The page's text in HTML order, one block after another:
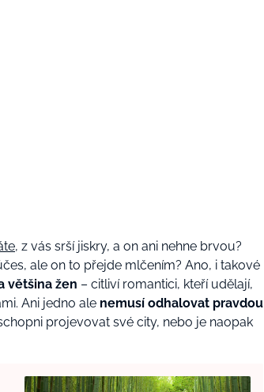
, z vás srší jiskry, a on ani nehne brvou?
ale on to přejde mlčením? Ano, i takové
většina žen – citliví romantici, kteří udělají,
Ani jedno ale nemusí odhalovat pravdou
projevovat své city, nebo je naopak